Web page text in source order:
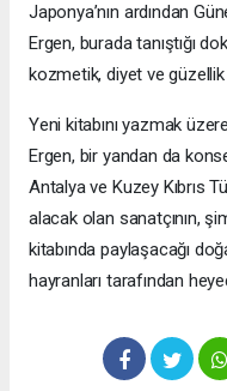
Japonya’nın ardından
Ergen, burada tanıştığı
kozmetik, diyet ve güzellik
Yeni kitabını yazmak
Ergen, bir yandan da
Antalya ve Kuzey Kıbrıs
alacak olan sanatçının,
kitabında paylaşacağı
hayranları tarafından